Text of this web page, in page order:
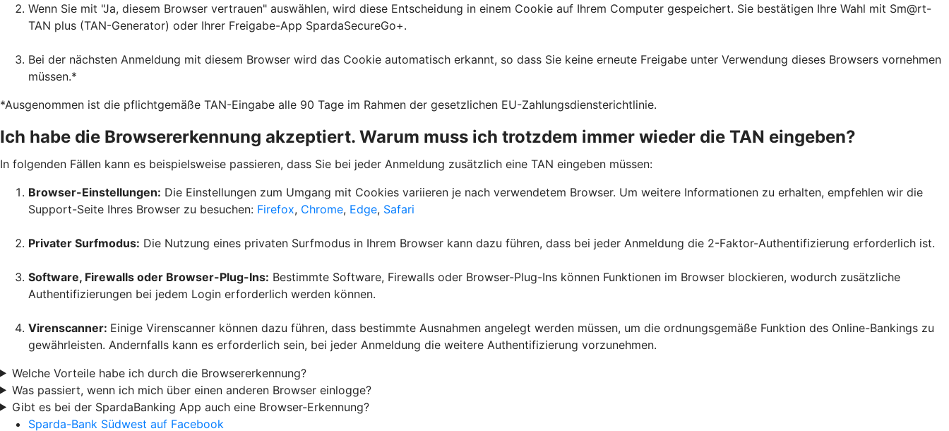
Wenn Sie mit "Ja, diesem Browser vertrauen" auswählen, wird diese Entscheidung in einem Cookie auf Ihrem Computer gespeichert. Sie bestätigen Ihre Wahl mit Sm@rt-
TAN plus (TAN-Generator) oder Ihrer Freigabe-App SpardaSecureGo+.
Bei der nächsten Anmeldung mit diesem Browser wird das Cookie automatisch erkannt, so dass Sie keine erneute Freigabe unter Verwendung dieses Browsers vornehmen
müssen.*
*Ausgenommen ist die pflichtgemäße TAN-Eingabe alle 90 Tage im Rahmen der gesetzlichen EU-Zahlungsdiensterichtlinie.
Ich habe die Browsererkennung akzeptiert. Warum muss ich trotzdem immer wieder die TAN eingeben?
In folgenden Fällen kann es beispielsweise passieren, dass Sie bei jeder Anmeldung zusätzlich eine TAN eingeben müssen:
Browser-Einstellungen: Die Einstellungen zum Umgang mit Cookies variieren je nach verwendetem Browser. Um weitere Informationen zu erhalten, empfehlen wir die
Support-Seite Ihres Browser zu besuchen: Firefox, Chrome, Edge, Safari
Privater Surfmodus: Die Nutzung eines privaten Surfmodus in Ihrem Browser kann dazu führen, dass bei jeder Anmeldung die 2-Faktor-Authentifizierung erforderlich ist.
Software, Firewalls oder Browser-Plug-Ins: Bestimmte Software, Firewalls oder Browser-Plug-Ins können Funktionen im Browser blockieren, wodurch zusätzliche
Authentifizierungen bei jedem Login erforderlich werden können.
Virenscanner: Einige Virenscanner können dazu führen, dass bestimmte Ausnahmen angelegt werden müssen, um die ordnungsgemäße Funktion des Online-Bankings zu
gewährleisten. Andernfalls kann es erforderlich sein, bei jeder Anmeldung die weitere Authentifizierung vorzunehmen.
Welche Vorteile habe ich durch die Browsererkennung?
Was passiert, wenn ich mich über einen anderen Browser einlogge?
Gibt es bei der SpardaBanking App auch eine Browser-Erkennung?
Sparda-Bank Südwest auf Facebook